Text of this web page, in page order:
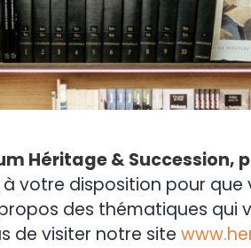
Héritage & Succession,
votre disposition pour que
des thématiques qui
de visiter notre site